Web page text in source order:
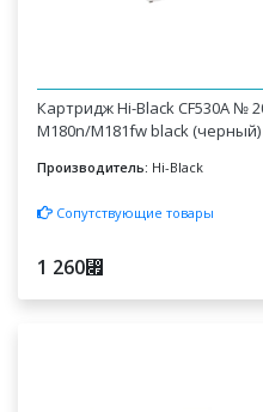
Картридж Hi-Black CF530A №
M180n/M181fw black (черный)
Производитель: Hi-Black
Сопутствующие товары
1 260⃏